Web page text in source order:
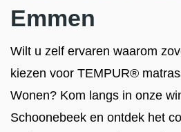
Emmen
Wilt u zelf ervaren waarom
kiezen voor TEMPUR®
Wonen? Kom langs in onze
Schoonebeek en ontdek het